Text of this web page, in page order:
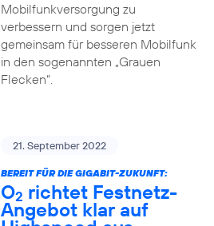
Mobilfunkversorgung zu
verbessern und sorgen jetzt
gemeinsam für besseren Mobilfunk
in den sogenannten „Grauen
Flecken“.
21. September 2022
BEREIT FÜR DIE GIGABIT-ZUKUNFT:
O2 richtet Festnetz-
Angebot klar auf